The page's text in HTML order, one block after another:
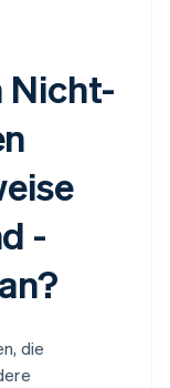
Nicht-
-
die